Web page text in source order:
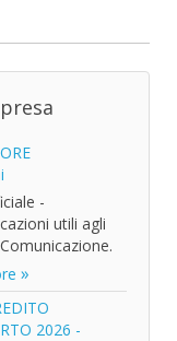
-
utili agli
2026 -